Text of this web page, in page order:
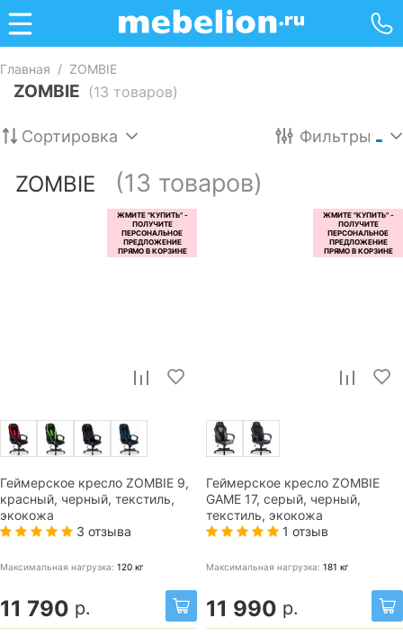
Главная / ZOMBIE
ZOMBIE (13 товаров)
Сортировка Фильтры
ZOMBIE (13 товаров)
Геймерское кресло ZOMBIE 9,
красный, черный, текстиль,
экокожа
3 отзыва
Максимальная нагрузка: 120 кг
11 790 р.
Геймерское кресло ZOMBIE
GAME 17, серый, черный,
текстиль, экокожа
1 отзыв
Максимальная нагрузка: 181 кг
11 990 р.